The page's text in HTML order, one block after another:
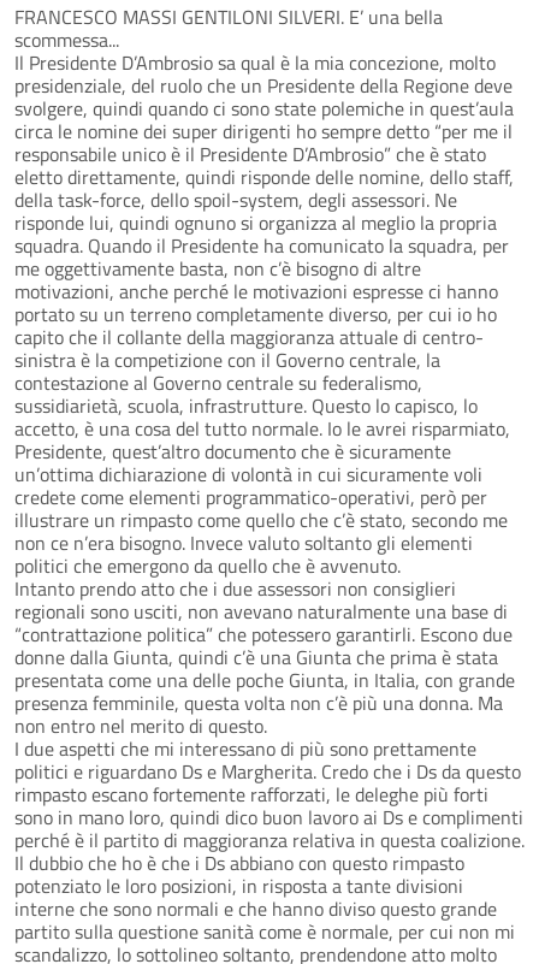
FRANCESCO MASSI GENTILONI SILVERI. E’ una bella
scommessa...
Il Presidente D’Ambrosio sa qual è la mia concezione, molto
presidenziale, del ruolo che un Presidente della Regione deve
svolgere, quindi quando ci sono state polemiche in quest’aula
circa le nomine dei super dirigenti ho sempre detto “per me il
responsabile unico è il Presidente D’Ambrosio” che è stato
eletto direttamente, quindi risponde delle nomine, dello staff,
della task-force, dello spoil-system, degli assessori. Ne
risponde lui, quindi ognuno si organizza al meglio la propria
squadra. Quando il Presidente ha comunicato la squadra, per
me oggettivamente basta, non c’è bisogno di altre
motivazioni, anche perché le motivazioni espresse ci hanno
portato su un terreno completamente diverso, per cui io ho
capito che il collante della maggioranza attuale di centro-
sinistra è la competizione con il Governo centrale, la
contestazione al Governo centrale su federalismo,
sussidiarietà, scuola, infrastrutture. Questo lo capisco, lo
accetto, è una cosa del tutto normale. Io le avrei risparmiato,
Presidente, quest’altro documento che è sicuramente
un’ottima dichiarazione di volontà in cui sicuramente voli
credete come elementi programmatico-operativi, però per
illustrare un rimpasto come quello che c’è stato, secondo me
non ce n’era bisogno. Invece valuto soltanto gli elementi
politici che emergono da quello che è avvenuto.
Intanto prendo atto che i due assessori non consiglieri
regionali sono usciti, non avevano naturalmente una base di
“contrattazione politica” che potessero garantirli. Escono due
donne dalla Giunta, quindi c’è una Giunta che prima è stata
presentata come una delle poche Giunta, in Italia, con grande
presenza femminile, questa volta non c’è più una donna. Ma
non entro nel merito di questo.
I due aspetti che mi interessano di più sono prettamente
politici e riguardano Ds e Margherita. Credo che i Ds da questo
rimpasto escano fortemente rafforzati, le deleghe più forti
sono in mano loro, quindi dico buon lavoro ai Ds e complimenti
perché è il partito di maggioranza relativa in questa coalizione.
Il dubbio che ho è che i Ds abbiano con questo rimpasto
potenziato le loro posizioni, in risposta a tante divisioni
interne che sono normali e che hanno diviso questo grande
partito sulla questione sanità come è normale, per cui non mi
scandalizzo, lo sottolineo soltanto, prendendone atto molto